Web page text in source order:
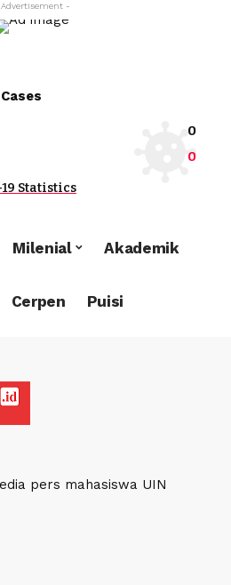
-
0
0
Statistics
Milenial Akademik
Cerpen Puisi
pers mahasiswa UIN